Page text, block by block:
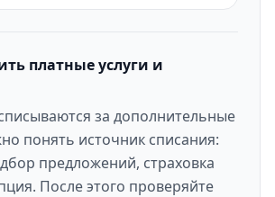
платные услуги и
за дополнительные
понять источник списания:
предложений, страховка
После этого проверяйте